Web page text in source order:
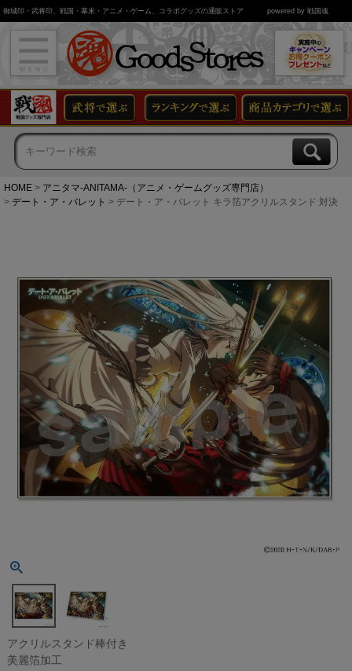
御城印・武将印、戦国・幕末・アニメ・ゲーム、コラボグッズの通販ストア powered by 戦国魂
HOME
アニタマ-ANITAMA-（アニメ・ゲームグッズ専門店）
デート・ア・バレット
デート・ア・バレット キラ箔アクリルスタンド 対決
アクリルスタンド棒付き
美麗箔加工